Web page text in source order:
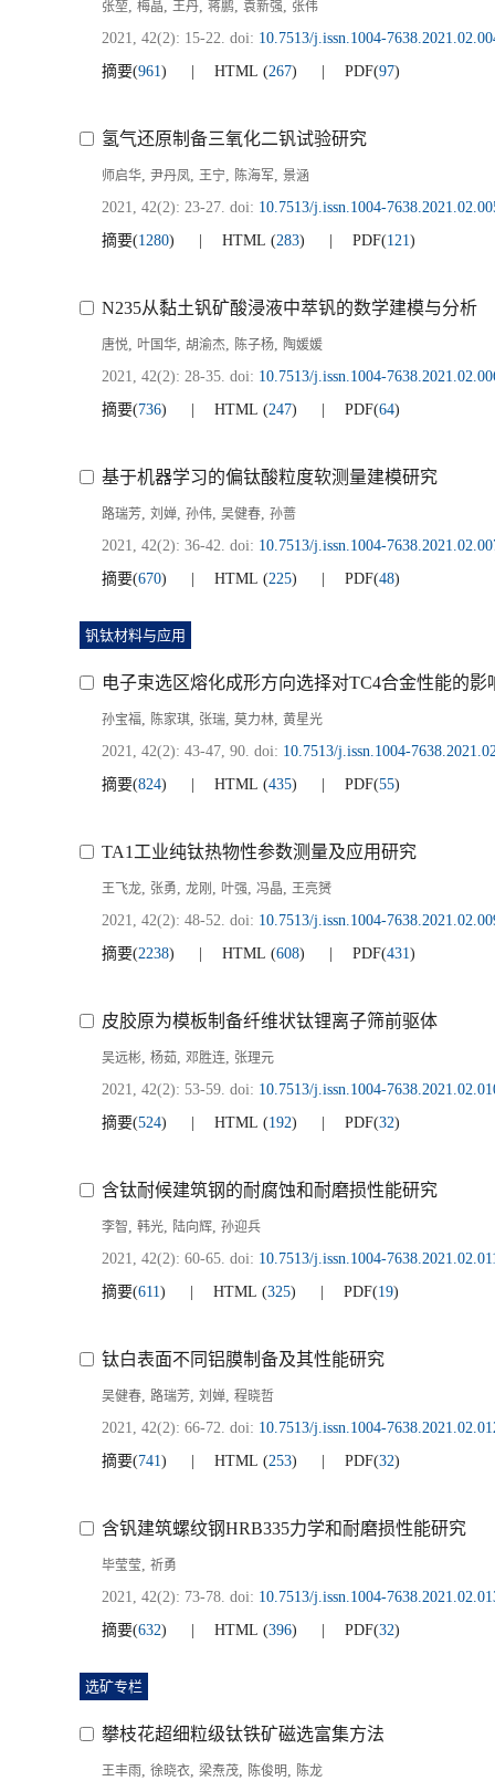
张堃, 梅晶, 王丹, 蒋鹏, 袁新强, 张伟
2021, 42(2): 15-22. doi: 10.7513/j.issn.1004-
摘要(961) HTML (267) PDF(97)
氢气还原制备三氧化二钒试验研究
师启华, 尹丹凤, 王宁, 陈海军, 景涵
2021, 42(2): 23-27. doi: 10.7513/j.issn.1004-
摘要(1280) HTML (283) PDF(121)
N235从黏土钒矿酸浸液中萃钒的数学建模与分析
唐悦, 叶国华, 胡渝杰, 陈子杨, 陶媛媛
2021, 42(2): 28-35. doi: 10.7513/j.issn.1004-
摘要(736) HTML (247) PDF(64)
基于机器学习的偏钛酸粒度软测量建模研究
路瑞芳, 刘婵, 孙伟, 吴健春, 孙蔷
2021, 42(2): 36-42. doi: 10.7513/j.issn.1004-
摘要(670) HTML (225) PDF(48)
钒钛材料与应用
电子束选区熔化成形方向选择对TC4合金性能的影
孙宝福, 陈家琪, 张瑞, 莫力林, 黄星光
2021, 42(2): 43-47, 90. doi: 10.7513/j.issn.1004-
摘要(824) HTML (435) PDF(55)
TA1工业纯钛热物性参数测量及应用研究
王飞龙, 张勇, 龙刚 , 叶强, 冯晶, 王亮赟
2021, 42(2): 48-52. doi: 10.7513/j.issn.1004-
摘要(2238) HTML (608) PDF(431)
皮胶原为模板制备纤维状钛锂离子筛前驱体
吴远彬, 杨茹, 邓胜连, 张理元
2021, 42(2): 53-59. doi: 10.7513/j.issn.1004-
摘要(524) HTML (192) PDF(32)
含钛耐候建筑钢的耐腐蚀和耐磨损性能研究
李智, 韩光, 陆向辉, 孙迎兵
2021, 42(2): 60-65. doi: 10.7513/j.issn.1004-
摘要(611) HTML (325) PDF(19)
钛白表面不同铝膜制备及其性能研究
吴健春, 路瑞芳, 刘婵, 程晓哲
2021, 42(2): 66-72. doi: 10.7513/j.issn.1004-
摘要(741) HTML (253) PDF(32)
含钒建筑螺纹钢HRB335力学和耐磨损性能研究
毕莹莹, 祈勇
2021, 42(2): 73-78. doi: 10.7513/j.issn.1004-
摘要(632) HTML (396) PDF(32)
选矿专栏
攀枝花超细粒级钛铁矿磁选富集方法
王丰雨, 徐晓衣, 梁焘茂, 陈俊明, 陈龙